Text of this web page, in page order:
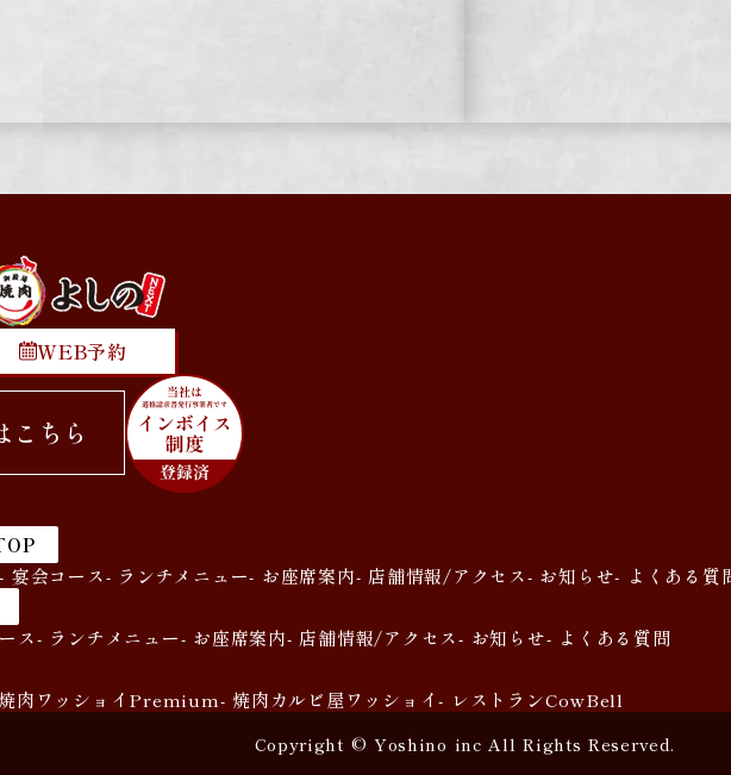
WEB予約
こちら
- 宴会コース- ランチメニュー- お座席案内- 店舗情報/アクセス- お知らせ- よくある質
ス- ランチメニュー- お座席案内- 店舗情報/アクセス- お知らせ- よくある質問
肉ワッショイPremium- 焼肉カルビ屋ワッショイ- レストランCowBell
Copyright © Yoshino inc All Rights Reserved.